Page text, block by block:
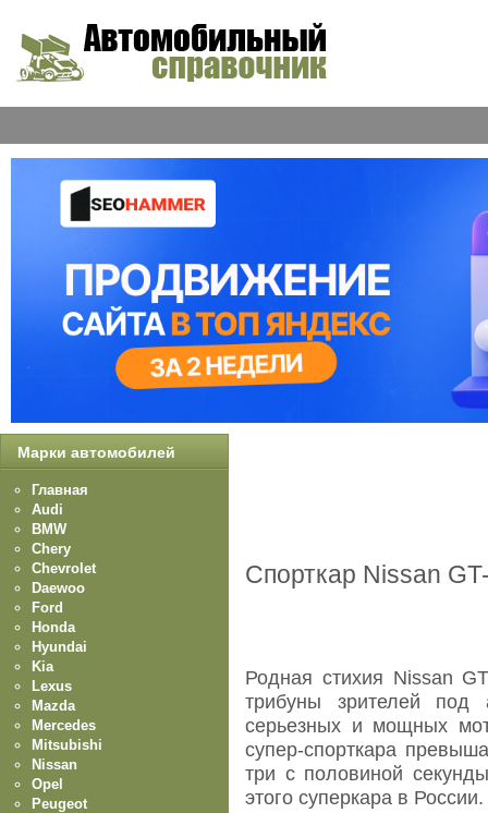
Спорткар Nissan
Родная стихия Nissan
трибуны зрителей под
серьезных и мощных
супер-спорткара
три с половиной
этого суперкара в России.
Марки автомобилей
Главная
Audi
BMW
Chery
Chevrolet
Daewoo
Ford
Honda
Hyundai
Kia
Lexus
Mazda
Mercedes
Mitsubishi
Nissan
Opel
Peugeot